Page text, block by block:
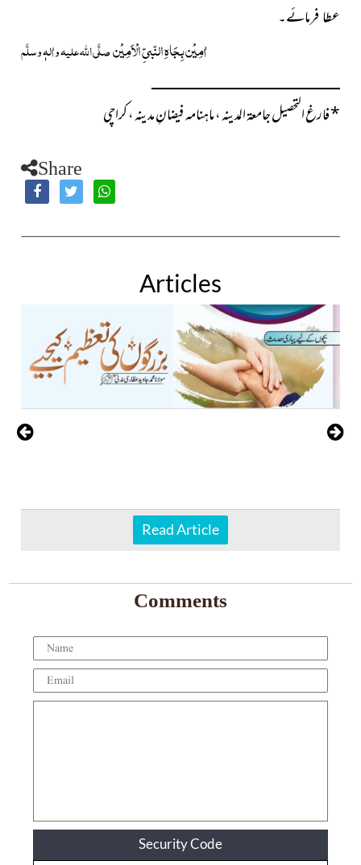
عطا فرمائے۔
اٰمِیْن بِجَاہِ النّبیِّ الْاَمِیْنصلَّی اللہ علیہ واٰلہٖ وسلَّم
ــــــــــــــــــــــــــــــــــــــــــــــــــــــــــــــــــــــــــــــ
*فارغ التحصیل جامعۃ المدینہ ،ماہنامہ فیضانِ مدینہ ، کراچی
Share
Articles
Read Article
Comments
Security Code